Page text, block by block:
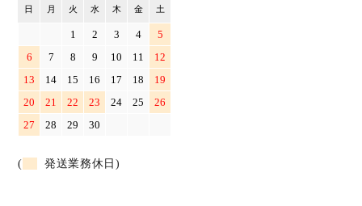
日 月 火 水 木 金 土
1 2 3 4
5
6
7 8 9 10 11
12
13
14 15 16 17 18
19
20
21 22 23 24 25
26
27
28 29 30
( 発送業務休日)